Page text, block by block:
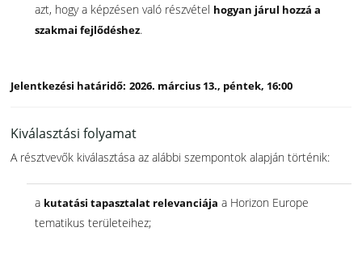
azt, hogy a képzésen való részvétel hogyan járul hozzá a
szakmai fejlődéshez.
Jelentkezési határidő: 2026. március 13., péntek, 16:00
Kiválasztási folyamat
A résztvevők kiválasztása az alábbi szempontok alapján történik:
a kutatási tapasztalat relevanciája a Horizon Europe
tematikus területeihez;